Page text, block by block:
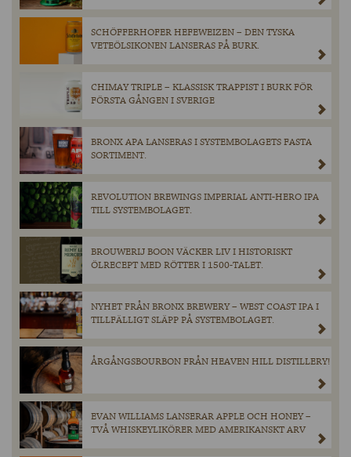
SCHÖFFERHOFER HEFEWEIZEN – DEN TYSKA
VETEÖLSIKONEN LANSERAS PÅ BURK.
CHIMAY TRIPLE – KLASSISK TRAPPIST I BURK FÖR
FÖRSTA GÅNGEN I SVERIGE
BRONX APA LANSERAS I SYSTEMBOLAGETS FASTA
SORTIMENT.
REVOLUTION BREWINGS IMPERIAL ANTI-HERO IPA
TILL SYSTEMBOLAGET.
BROUWERIJ BOON VÄCKER LIV I HISTORISKT
ÖLRECEPT MED RÖTTER I 1500-TALET.
NYHET FRÅN BRONX BREWERY – WEST COAST IPA I
TILLFÄLLIGT SLÄPP PÅ SYSTEMBOLAGET.
ÅRGÅNGSBOURBON FRÅN HEAVEN HILL DISTILLERY!
EVAN WILLIAMS LANSERAR APPLE OCH HONEY –
TVÅ WHISKEYLIKÖRER MED AMERIKANSKT ARV